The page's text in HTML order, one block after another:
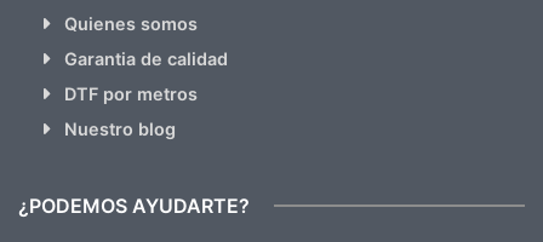
Quienes somos
Garantia de calidad
DTF por metros
Nuestro blog
¿PODEMOS AYUDARTE?